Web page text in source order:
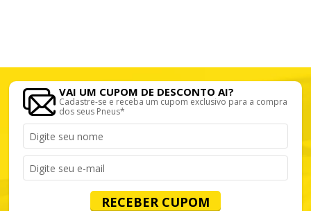
VAI UM CUPOM DE DESCONTO AI?
Cadastre-se e receba um cupom exclusivo para a compra
dos seus Pneus*
RECEBER CUPOM